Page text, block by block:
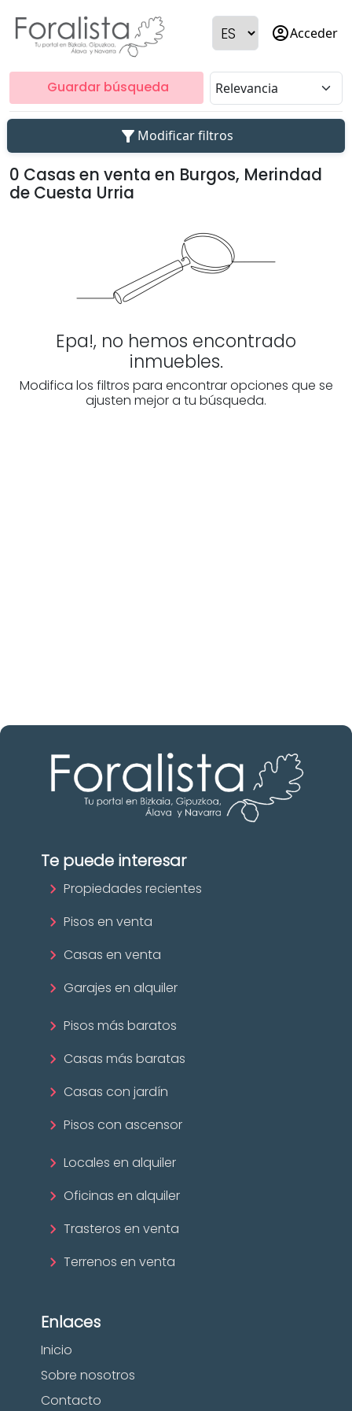
account_circleAcceder
Guardar búsqueda
filter_alt Modificar filtros
0 Casas en venta en Burgos, Merindad
de Cuesta Urria
Epa!, no hemos encontrado
inmuebles.
Modifica los filtros para encontrar opciones que se
ajusten mejor a tu búsqueda.
Te puede interesar
Propiedades recientes
Pisos en venta
Casas en venta
Garajes en alquiler
Pisos más baratos
Casas más baratas
Casas con jardín
Pisos con ascensor
Locales en alquiler
Oficinas en alquiler
Trasteros en venta
Terrenos en venta
Enlaces
Inicio
Sobre nosotros
Contacto